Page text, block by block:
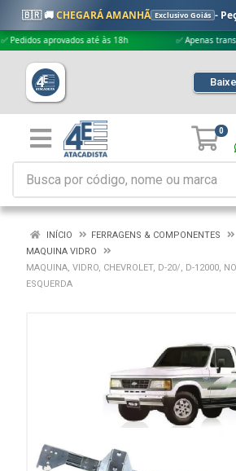
🇧🇷 🚚CHEGARÁ AMANHÃ Exclusivo Goiás -
aprovados até às 18h ✅ Apenas
0
INÍCIO
FERRAGENS & COMPONENTES
MAQUINA VIDRO
MAQUINA, VIDRO, CHEVROLET, D-20/, D-12000,
ESQUERDA